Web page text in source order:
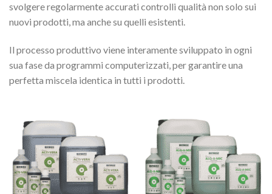
svolgere regolarmente accurati controlli qualità non solo sui
nuovi prodotti, ma anche su quelli esistenti.
Il processo produttivo viene interamente sviluppato in ogni
sua fase da programmi computerizzati, per garantire una
perfetta miscela identica in tutti i prodotti.